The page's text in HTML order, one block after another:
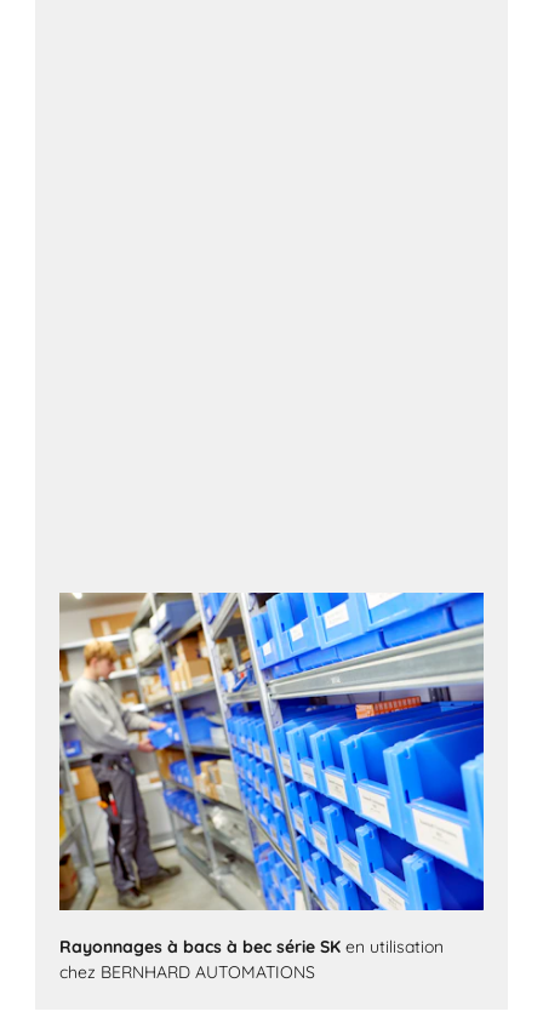
Rayonnages à bacs à bec série SK en utilisation
chez BERNHARD AUTOMATIONS